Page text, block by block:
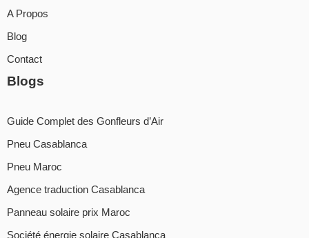
A Propos
Blog
Contact
Blogs
Guide Complet des Gonfleurs d’Air
Pneu Casablanca
Pneu Maroc
Agence traduction Casablanca
Panneau solaire prix Maroc
Société énergie solaire Casablanca